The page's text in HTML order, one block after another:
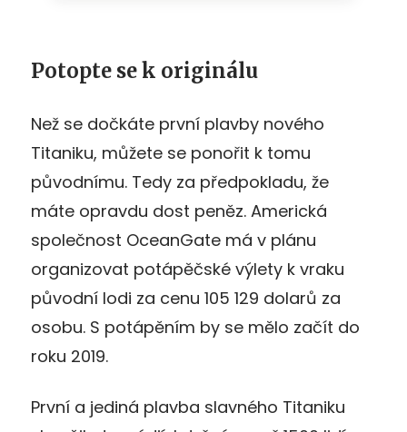
Potopte se k originálu
Než se dočkáte první plavby nového
Titaniku, můžete se ponořit k tomu
původnímu. Tedy za předpokladu, že
máte opravdu dost peněz. Americká
společnost OceanGate má v plánu
organizovat potápěčské výlety k vraku
původní lodi za cenu 105 129 dolarů za
osobu. S potápěním by se mělo začít do
roku 2019.
První a jediná plavba slavného Titaniku